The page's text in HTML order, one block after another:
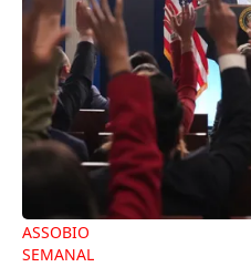
ASSOBIO
SEMANAL